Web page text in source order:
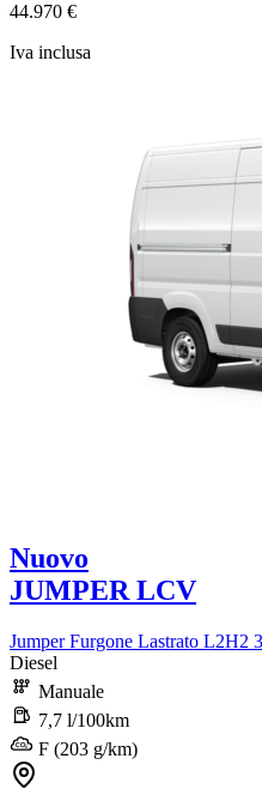
44.970 €
Iva inclusa
Nuovo
JUMPER LCV
Jumper Furgone Lastrato L2H2
Diesel
Manuale
7,7 l/100km
F (203 g/km)